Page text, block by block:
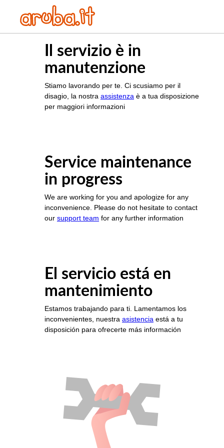
Il servizio è in
manutenzione
Stiamo lavorando per te. Ci scusiamo per il
disagio, la nostra assistenza è a tua disposizione
per maggiori informazioni
Service maintenance
in progress
We are working for you and apologize for any
inconvenience. Please do not hesitate to contact
our support team for any further information
El servicio está en
mantenimiento
Estamos trabajando para ti. Lamentamos los
inconvenientes, nuestra asistencia está a tu
disposición para ofrecerte más información